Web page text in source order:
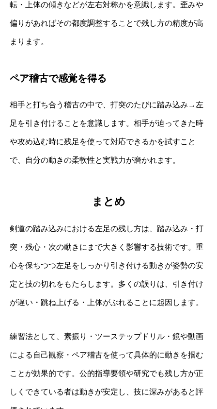
転・上体の傾きなどが左右対称かを意識します。歪みや
偏りがあればその都度調整することで残し方の精度が高
まります。
ペア稽古で感覚を得る
相手と打ち合う稽古の中で、打突のたびに踏み込み→左
足を引き付けることを意識します。相手が迫ってきた時
や攻め込む時に残足を使って対応できるかを試すこと
で、自分の動きの柔軟性と実戦力が磨かれます。
まとめ
剣道の踏み込みにおける左足の残し方は、踏み込み・打
突・残心・次の動きにまで大きく影響する技術です。重
心を保ちつつ左足をしっかり引き付ける動きが姿勢の安
定と技の切れをもたらします。多くの誤りは、引き付け
が遅い・跳ね上げる・上体がぶれることに起因します。
練習法として、素振り・ツーステップドリル・鏡や動画
による自己観察・ペア稽古を使って具体的に動きを掴む
ことが効果的です。公的指導要領や研究でも残し方が正
しくできている者は動きが安定し、技に深みがあると評